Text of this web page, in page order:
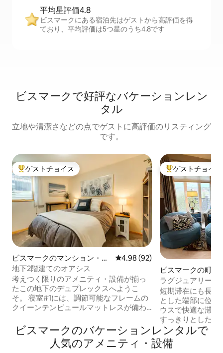
平均星評価4.8
ビスマークにある宿泊先はゲストから高評価を得
ており、平均評価は5つ星のうち4.8です
ビスマークで好評なバケーションレン
タル
立地や清潔さなどの点でゲストに高評価のリスティング
です。
大好評のゲストチョイスです。
ゲストチョイス
ビスマークのマンション・ア
パート
レビュー92件、5つ星中4.98つ
4.98 (92)
地下2階建てのオアシス
考えつく限りのアメニティ・設備が揃っ
たこの地下のデュプレックスへようこ
そ。 寝室#1には、調節可能なフレームの
クイーンテンピュールマットレスが備わ
インサイズのベッドがあります。パック
ンプレイをご利用いただけます。納屋を
テーマにした装飾とかわいい小さな追加
大好評のゲスト
ゲストチョイス
ビスマークの町家
ラグジュアリーな
キングサイズベッ
ッド、フェンス付
短期滞在にも長期
とした端部に位置
ウスで快適な滞在
すっきりとしたオ
備の整ったキッチ
ングスペースを備
つろげるように設
ビスマークのバケーションレンタルで
人気のアメニティ・設備